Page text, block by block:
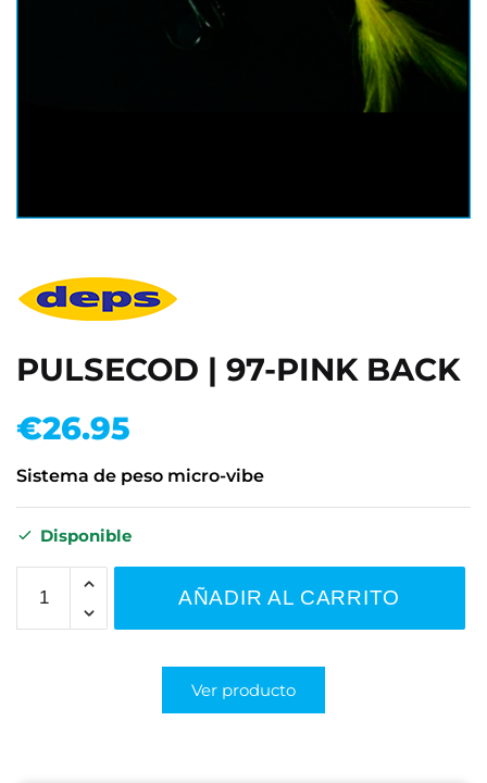
PULSECOD | 97-PINK BACK
€26.95
Sistema de peso micro-vibe
Disponible
AÑADIR AL CARRITO
Ver producto